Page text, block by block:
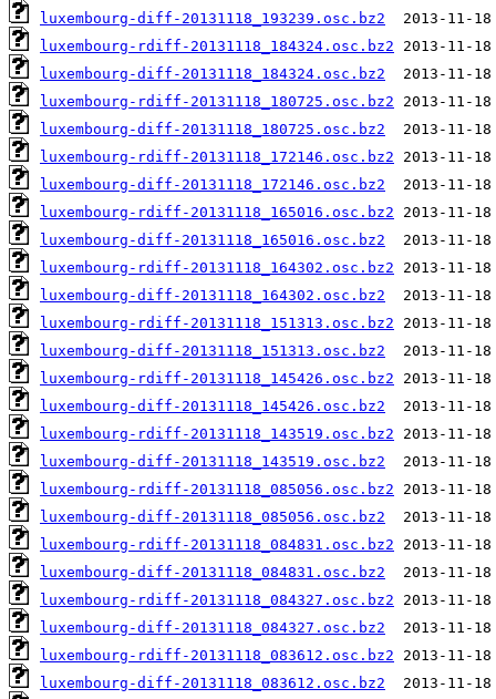
luxembourg-diff-20131118_193239.osc.bz2
luxembourg-rdiff-20131118_184324.osc.bz2
luxembourg-diff-20131118_184324.osc.bz2
luxembourg-rdiff-20131118_180725.osc.bz2
luxembourg-diff-20131118_180725.osc.bz2
luxembourg-rdiff-20131118_172146.osc.bz2
luxembourg-diff-20131118_172146.osc.bz2
luxembourg-rdiff-20131118_165016.osc.bz2
luxembourg-diff-20131118_165016.osc.bz2
luxembourg-rdiff-20131118_164302.osc.bz2
luxembourg-diff-20131118_164302.osc.bz2
luxembourg-rdiff-20131118_151313.osc.bz2
luxembourg-diff-20131118_151313.osc.bz2
luxembourg-rdiff-20131118_145426.osc.bz2
luxembourg-diff-20131118_145426.osc.bz2
luxembourg-rdiff-20131118_143519.osc.bz2
luxembourg-diff-20131118_143519.osc.bz2
luxembourg-rdiff-20131118_085056.osc.bz2
luxembourg-diff-20131118_085056.osc.bz2
luxembourg-rdiff-20131118_084831.osc.bz2
luxembourg-diff-20131118_084831.osc.bz2
luxembourg-rdiff-20131118_084327.osc.bz2
luxembourg-diff-20131118_084327.osc.bz2
luxembourg-rdiff-20131118_083612.osc.bz2
luxembourg-diff-20131118_083612.osc.bz2